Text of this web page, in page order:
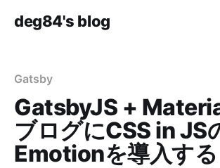
deg84's blog
Gatsby
GatsbyJS +
ブログにCSS in JS
Emotionを導入する